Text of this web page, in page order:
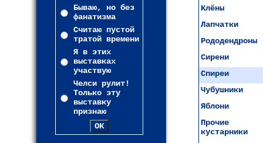
Бываю, но без
фанатизма
Считаю пустой
тратой времени
Я в этих
выставках
участвую
Челси рулит!
Только эту
выставку
признаю
Клёны
Лапчатки
Рододендроны
Сирени
Спиреи
Чубушники
Яблони
Прочие
кустарники